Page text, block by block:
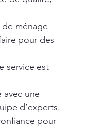
de ménage
pour des
service est
avec une
d’experts.
pour